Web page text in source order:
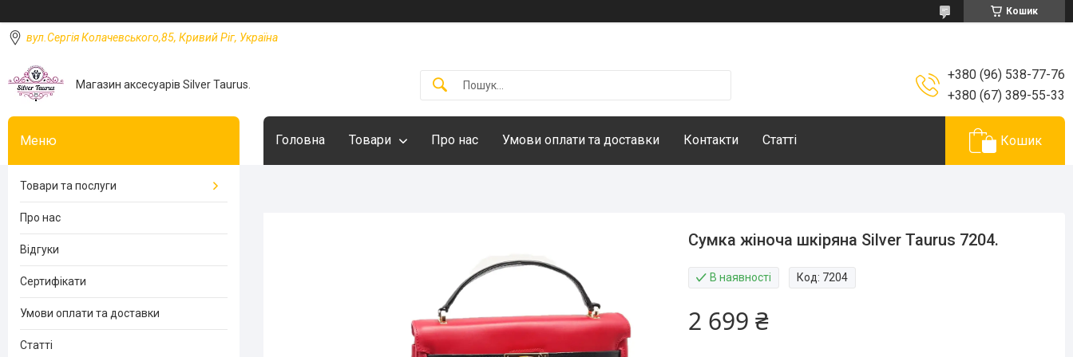
Кошик
вул.Сергія Колачевського,85, Кривий Ріг, Україна
Магазин аксесуарів Silver Taurus.
+380 (96) 538-77-76
+380 (67) 389-55-33
Головна Товари Про нас Умови оплати та доставки Контакти Статті Кошик
Сумка жіноча шкіряна Silver Taurus 7204.
В наявності Код: 7204
2 699 ₴
Товари та послуги
Про нас
Відгуки
Сертифікати
Умови оплати та доставки
Статті